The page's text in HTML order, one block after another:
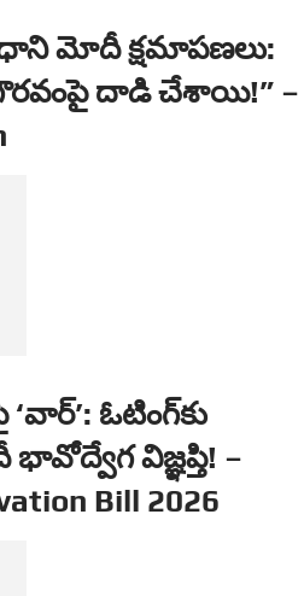
మోదీ క్షమాపణలు:
దాడి చేశాయి!” –
ఓటింగ్‌కు
విజ్ఞప్తి! –
Bill 2026